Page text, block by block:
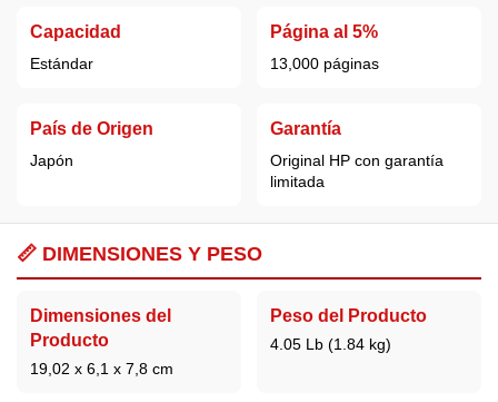
Capacidad
Estándar
Página al 5%
13,000 páginas
País de Origen
Japón
Garantía
Original HPcon garantía
limitada
📏 DIMENSIONES Y PESO
Dimensiones del
Producto
19,02 x 6,1 x 7,8 cm
Peso del Producto
4.05 Lb (1.84 kg)